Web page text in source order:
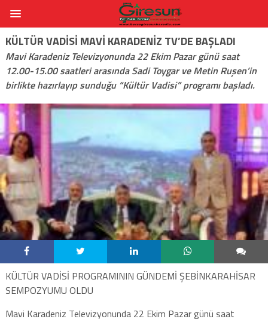
KÜLTÜR VADISI MAVI KARADENIZ TV’DE BAŞLADI
Mavi Karadeniz Televizyonunda 22 Ekim Pazar günü saat
12.00-15.00 saatleri arasında Sadi Toygar ve Metin Ruşen’in
birlikte hazırlayıp sunduğu “Kültür Vadisi” programı başladı.
KÜLTÜR VADİSİ PROGRAMININ GÜNDEMİ ŞEBİNKARAHİSAR
SEMPOZYUMU OLDU
Mavi Karadeniz Televizyonunda 22 Ekim Pazar günü saat